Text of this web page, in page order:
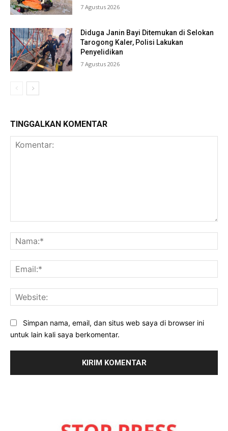
7 Agustus 2026
Diduga Janin Bayi Ditemukan di Selokan
Tarogong Kaler, Polisi Lakukan
Penyelidikan
7 Agustus 2026
TINGGALKAN KOMENTAR
Simpan nama, email, dan situs web saya di browser ini
untuk lain kali saya berkomentar.